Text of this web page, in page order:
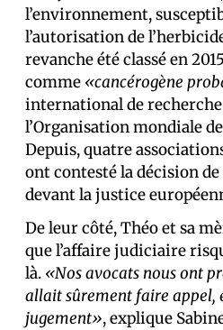
l’environnement,
l’autorisation de
revanche été classé en 2015
comme «cancérogène
international de
l’Organisation mondiale
Depuis, quatre
ont contesté la décision
devant la justice
De leur côté, Théo et sa
que l’affaire judiciaire
là. «Nos avocats nous ont
allait sûrement faire appel,
jugement», explique